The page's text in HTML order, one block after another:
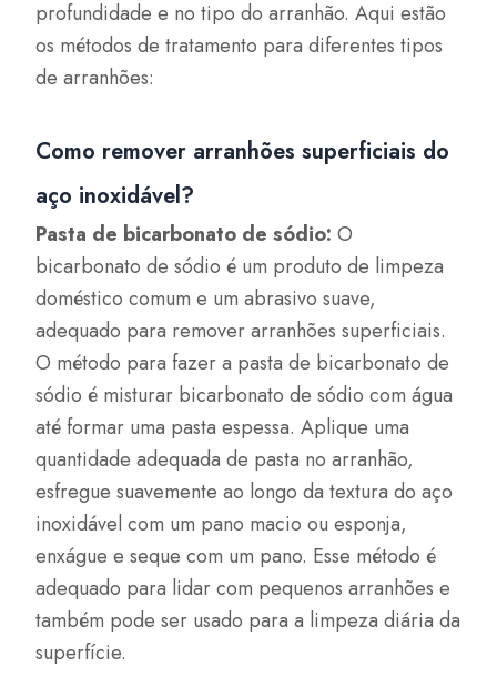
profundidade e no tipo do arranhão. Aqui estão
os métodos de tratamento para diferentes tipos
de arranhões:
Como remover arranhões superficiais do
aço inoxidável?
Pasta de bicarbonato de sódio: O
bicarbonato de sódio é um produto de limpeza
doméstico comum e um abrasivo suave,
adequado para remover arranhões superficiais.
O método para fazer a pasta de bicarbonato de
sódio é misturar bicarbonato de sódio com água
até formar uma pasta espessa. Aplique uma
quantidade adequada de pasta no arranhão,
esfregue suavemente ao longo da textura do aço
inoxidável com um pano macio ou esponja,
enxágue e seque com um pano. Esse método é
adequado para lidar com pequenos arranhões e
também pode ser usado para a limpeza diária da
superfície.